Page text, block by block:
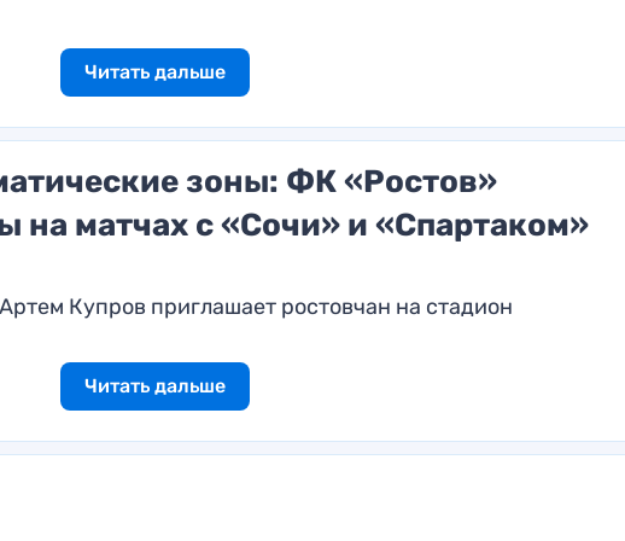
Читать дальше
зоны: ФК «Ростов»
на матчах с «Сочи» и «Спартаком»
Купров приглашает ростовчан на стадион
Читать дальше